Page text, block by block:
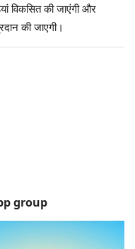
विकसित की जाएंगी और
की जाएगी।
group